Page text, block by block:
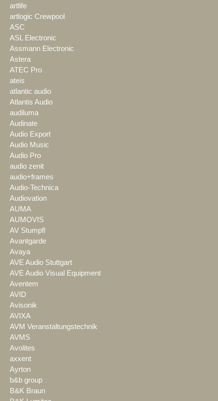
artlife
artlogic Crewpool
ASC
ASL Electronic
Assmann Electronic
Astera
ATEC Pro
ateis
atlantic audio
Atlantis Audio
audiluma
Audinate
Audio Export
Audio Music
Audio Pro
audio zenit
audio+frames
Audio-Technica
Audiovation
AUMA
AUMOVIS
AV Stumpfl
Avantgarde
Avaya
AVE Audio Stuttgart
AVE Audio Visual Equipment
Aventem
AVID
Avisonik
AVIXA
AVM Veranstaltungstechnik
AVMS
Avolites
axxent
Ayrton
b&b group
B&K Braun